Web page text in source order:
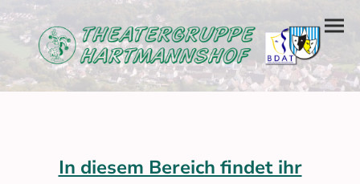
In diesem Bereich findet ihr